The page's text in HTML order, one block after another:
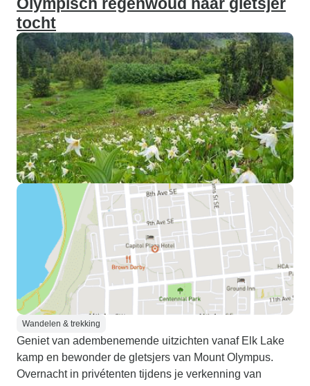
tocht
Wandelen & trekking
Geniet van adembenemende uitzichten vanaf Elk Lake
kamp en bewonder de gletsjers van Mount Olympus.
Overnacht in privétenten tijdens je verkenning van